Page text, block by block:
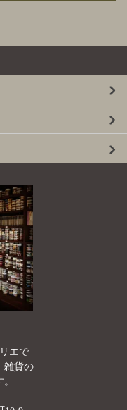
エで
雑貨の